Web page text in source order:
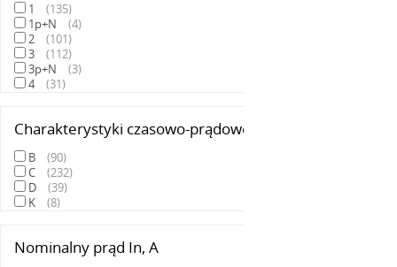
1 (135)
1p+N
(4)
2
(101)
3
(112)
3p+N
(3)
4
(31)
Charakterystyki czasowo-prądowe
B (90)
C
(232)
D
(39)
K
(8)
Nominalny prąd In, А